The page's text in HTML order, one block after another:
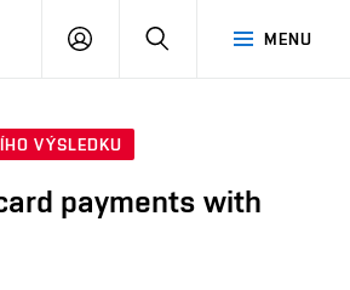
MENU
PŘIHLÁSIT
VÝSLEDKU
payments with